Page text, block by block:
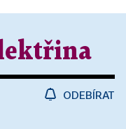
ODEBÍRAT